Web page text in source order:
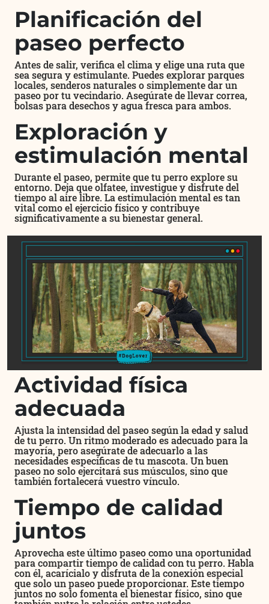
Planificación del
paseo perfecto
Antes de salir, verifica el clima y elige una ruta que
sea segura y estimulante. Puedes explorar parques
locales, senderos naturales o simplemente dar un
paseo por tu vecindario. Asegúrate de llevar correa,
bolsas para desechos y agua fresca para ambos.
Exploración y
estimulación mental
Durante el paseo, permite que tu perro explore su
entorno. Deja que olfatee, investigue y disfrute del
tiempo al aire libre. La estimulación mental es tan
vital como el ejercicio físico y contribuye
significativamente a su bienestar general.
Actividad física
adecuada
Ajusta la intensidad del paseo según la edad y salud
de tu perro. Un ritmo moderado es adecuado para la
mayoría, pero asegúrate de adecuarlo a las
necesidades específicas de tu mascota. Un buen
paseo no solo ejercitará sus músculos, sino que
también fortalecerá vuestro vínculo.
Tiempo de calidad
juntos
Aprovecha este último paseo como una oportunidad
para compartir tiempo de calidad con tu perro. Habla
con él, acarícialo y disfruta de la conexión especial
que solo un paseo puede proporcionar. Este tiempo
juntos no solo fomenta el bienestar físico, sino que